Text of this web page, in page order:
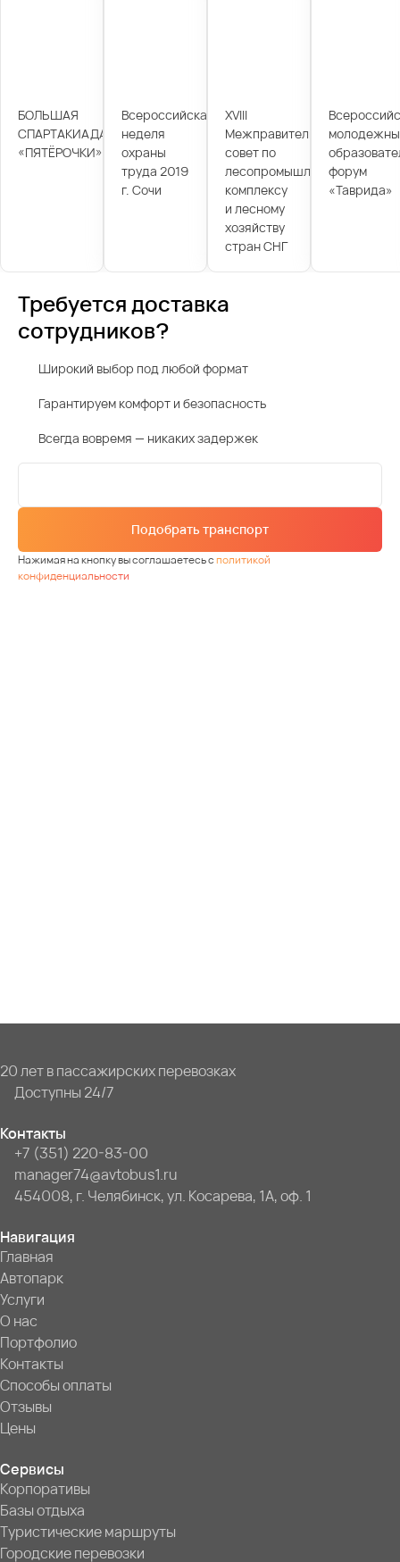
БОЛЬШАЯ
СПАРТАКИАДА
«ПЯТЁРОЧКИ»
Всероссийская
неделя
охраны
труда 2019
г. Сочи
XVIII
Межправительственный
совет по
лесопромышленному
комплексу
и лесному
хозяйству
стран СНГ
форум
«Таврида»
Требуется доставка
сотрудников?
Широкий выбор под любой формат
Гарантируем комфорт и безопасность
Всегда вовремя — никаких задержек
Подобрать транспорт
Нажимая на кнопку вы соглашаетесь сполитикой
конфиденциальности
20 лет в пассажирских перевозках
Доступны 24/7
Контакты
+7 (351) 220-83-00
manager74@avtobus1.ru
454008, г. Челябинск, ул. Косарева, 1А, оф. 1
Навигация
Главная
Автопарк
Услуги
О нас
Портфолио
Контакты
Способы оплаты
Отзывы
Цены
Сервисы
Корпоративы
Базы отдыха
Туристические маршруты
Городские перевозки